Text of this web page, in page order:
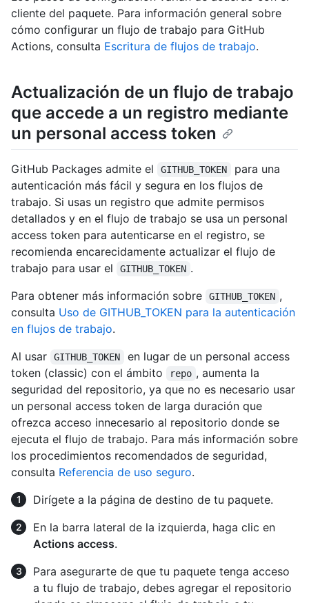
cliente del paquete. Para información general sobre
cómo configurar un flujo de trabajo para GitHub
Actions, consulta Escritura de flujos de trabajo.
Actualización de un flujo de trabajo
que accede a un registro mediante
un personal access token
GitHub Packages admite el GITHUB_TOKEN
para una
autenticación más fácil y segura en los flujos de
trabajo. Si usas un registro que admite permisos
detallados y en el flujo de trabajo se usa un personal
access token para autenticarse en el registro, se
recomienda encarecidamente actualizar el flujo de
trabajo para usar el
GITHUB_TOKEN .
Para obtener más información sobre
GITHUB_TOKEN ,
consulta Uso de GITHUB_TOKEN para la autenticación
en flujos de trabajo.
Al usar
GITHUB_TOKEN
en lugar de un personal access
token (classic) con el ámbito
repo , aumenta la
seguridad del repositorio, ya que no es necesario usar
un personal access token de larga duración que
ofrezca acceso innecesario al repositorio donde se
ejecuta el flujo de trabajo. Para más información sobre
los procedimientos recomendados de seguridad,
consulta Referencia de uso seguro.
Dirígete a la página de destino de tu paquete.
En la barra lateral de la izquierda, haga clic en
Actions access.
Para asegurarte de que tu paquete tenga acceso
a tu flujo de trabajo, debes agregar el repositorio